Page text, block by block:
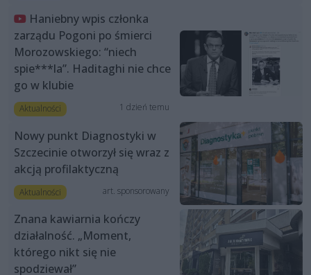
Haniebny wpis członka
zarządu Pogoni po śmierci
Morozowskiego: “niech
spie***la”. Haditaghi nie chce
go w klubie
Aktualności 1 dzień temu
Nowy punkt Diagnostyki w
Szczecinie otworzył się wraz z
akcją profilaktyczną
Aktualności art. sponsorowany
Znana kawiarnia kończy
działalność. „Moment,
którego nikt się nie
spodziewał”